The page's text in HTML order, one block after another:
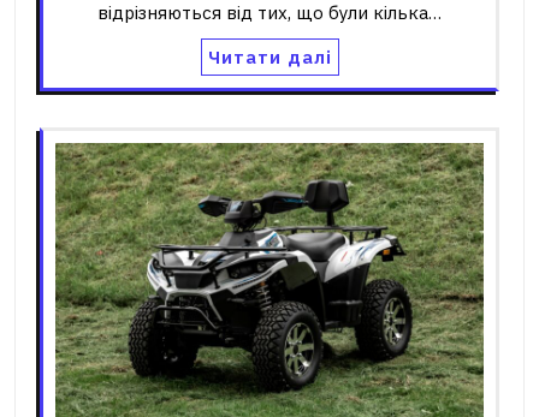
відрізняються від тих, що були кілька…
Читати далі